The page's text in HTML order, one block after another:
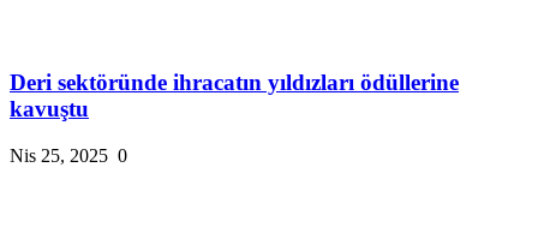
Deri sektöründe ihracatın yıldızları ödüllerine
kavuştu
Nis 25, 2025 0